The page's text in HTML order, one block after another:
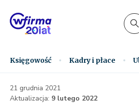
Księgowość Kadry i płace
21 grudnia 2021
Aktualizacja: 9 lutego 2022